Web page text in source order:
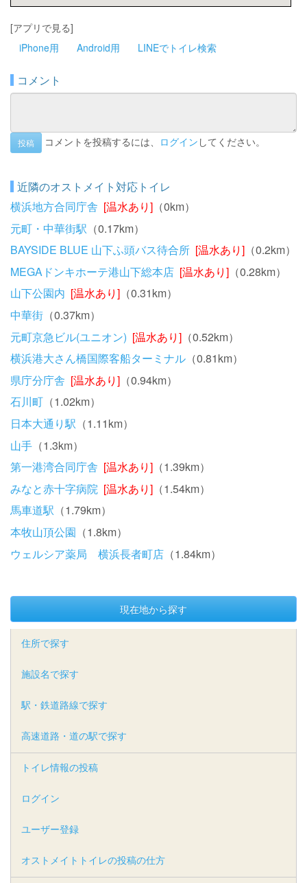
[アプリで見る]
iPhone用
Android用 LINEでトイレ検索
コメント
投稿 コメントを投稿するには、 ログイン してください。
近隣のオストメイト対応トイレ
横浜地方合同庁舎 [温水あり] （0km）
元町・中華街駅 （0.17km）
BAYSIDE BLUE 山下ふ頭バス待合所 [温水あり] （0.2km）
MEGAドンキホーテ港山下総本店 [温水あり] （0.28km）
山下公園内 [温水あり] （0.31km）
中華街 （0.37km）
元町京急ビル(ユニオン) [温水あり] （0.52km）
横浜港大さん橋国際客船ターミナル （0.81km）
県庁分庁舎 [温水あり] （0.94km）
石川町 （1.02km）
日本大通り駅 （1.11km）
山手 （1.3km）
第一港湾合同庁舎 [温水あり] （1.39km）
みなと赤十字病院 [温水あり] （1.54km）
馬車道駅 （1.79km）
本牧山頂公園 （1.8km）
ウェルシア薬局 横浜長者町店 （1.84km）
現在地から探す
住所で探す
施設名で探す
駅・鉄道路線で探す
高速道路・道の駅で探す
トイレ情報の投稿
ログイン
ユーザー登録
オストメイトトイレの投稿の仕方